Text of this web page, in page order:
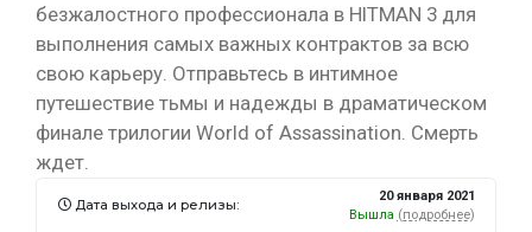
безжалостного профессионала в HITMAN 3 для
выполнения самых важных контрактов за всю
свою карьеру. Отправьтесь в интимное
путешествие тьмы и надежды в драматическом
финале трилогии World of Assassination. Смерть
ждет.
Дата выхода и релизы:
20 января 2021
Вышла (подробнее)